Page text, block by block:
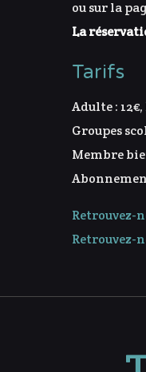
ou sur la
La
Tarifs
Adulte :
Groupes
Membre
Retrouvez-
Retrouvez-